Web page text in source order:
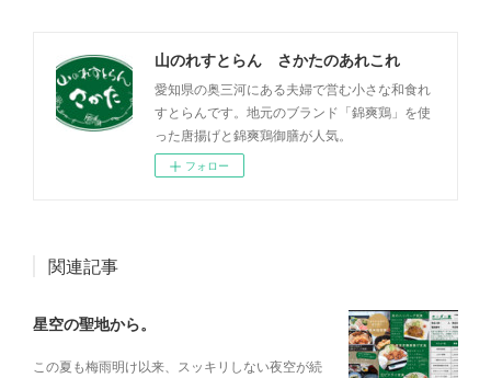
山のれすとらん さかたのあれこれ
愛知県の奥三河にある夫婦で営む小さな和食れ
すとらんです。地元のブランド「錦爽鶏」を使
った唐揚げと錦爽鶏御膳が人気。
フォロー
関連記事
星空の聖地から。
この夏も梅雨明け以来、スッキリしない夜空が続